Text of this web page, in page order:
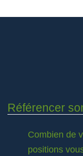
Référencer
Combien de
positions